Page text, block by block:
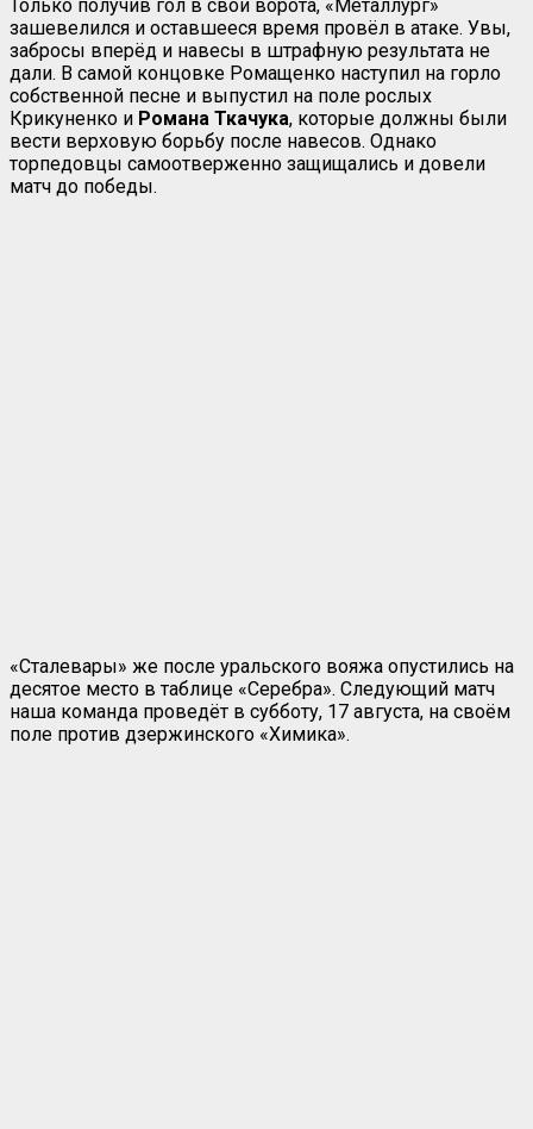
Только получив гол в свои ворота, «Металлург»
зашевелился и оставшееся время провёл в атаке. Увы,
забросы вперёд и навесы в штрафную результата не
дали. В самой концовке Ромащенко наступил на горло
собственной песне и выпустил на поле рослых
Крикуненко и Романа Ткачука, которые должны были
вести верховую борьбу после навесов. Однако
торпедовцы самоотверженно защищались и довели
матч до победы.
«Сталевары» же после уральского вояжа опустились на
десятое место в таблице «Серебра». Следующий матч
наша команда проведёт в субботу, 17 августа, на своём
поле против дзержинского «Химика».